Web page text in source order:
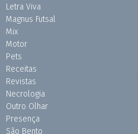
Letra Viva
Magnus Futsal
Mix
Motor
Pets
Receitas
Revistas
Necrologia
Outro Olhar
Presença
São Bento